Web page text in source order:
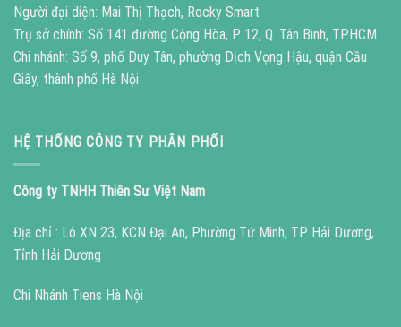
Người đại diện: Mai Thị Thạch, Rocky Smart
Trụ sở chính: Số 141 đường Cộng Hòa, P. 12, Q. Tân Bình, TP.HCM
Chi nhánh: Số 9, phố Duy Tân, phường Dịch Vọng Hậu, quận Cầu
Giấy, thành phố Hà Nội
HỆ THỐNG CÔNG TY PHÂN PHỐI
Công ty TNHH Thiên Sư Việt Nam
Địa chỉ : Lô XN 23, KCN Đại An, Phường Tứ Minh, TP Hải Dương,
Tỉnh Hải Dương
Chi Nhánh Tiens Hà Nội